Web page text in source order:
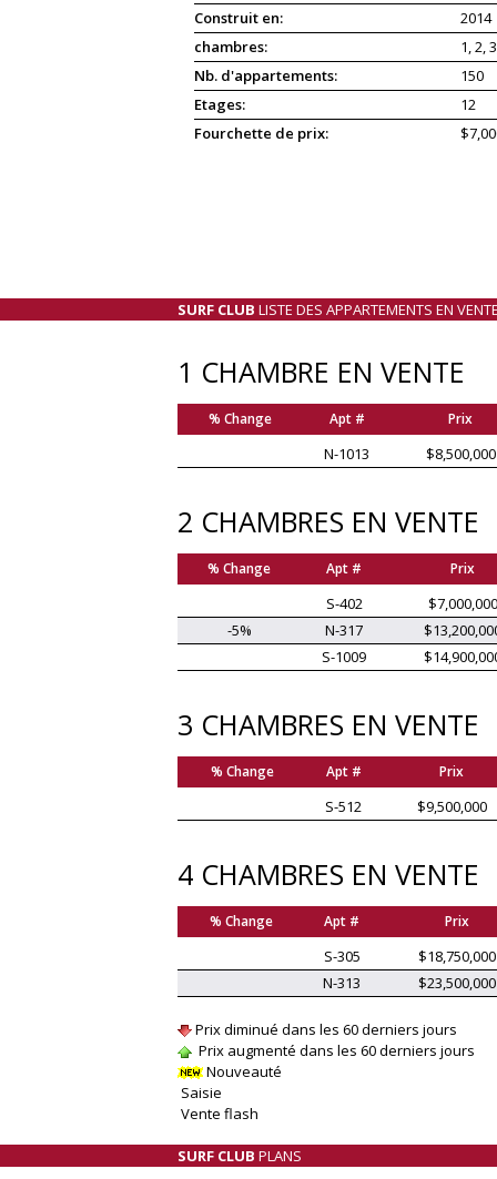
Construit en:
2014
chambres:
1, 2,
Nb. d'appartements:
150
Etages:
12
Fourchette de prix:
SURF CLUB LISTE DES APPARTEMENTS EN VENTE
1 CHAMBRE EN VENTE
% Change Apt # Prix
N-1013 $8,500,000
2 CHAMBRES EN VENTE
% Change Apt # Prix
S-402 $7,000,000
-5%
N-317
S-1009
3 CHAMBRES EN VENTE
% Change Apt # Prix
S-512 $9,500,000
4 CHAMBRES EN VENTE
% Change Apt # Prix
S-305 $18,750,000
N-313
$23,500,000
Prix diminué dans les 60 derniers jours
Prix augmenté dans les 60 derniers jours
Nouveauté
Saisie
Vente flash
SURF CLUB PLANS